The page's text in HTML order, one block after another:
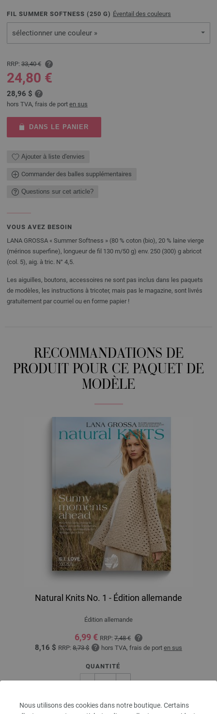
Nous utilisons des cookies dans notre boutique. Certains
FIL SUMMER SOFTNESS (250 G) Éventail des couleurs
sélectionner une couleur »
RRP: 33,40 €
24,80 €
28,96 $
hors TVA, frais de port en sus
DANS LE PANIER
Ajouter à liste d'envies
Commander des balles supplémentaires
Questions sur cet article?
VOUS AVEZ BESOIN
LANA GROSSA « Summer Softness » (80 % coton (bio), 20 % laine vierge
(mérinos superfine), longueur de fil 130 m/50 g) env. 250 (300) g abricot
(col. 5), aig. à tric. N° 4,5.
Les aiguilles, boutons, accessoires ne sont pas inclus dans les paquets
de modèles, les instructions à tricoter, mais pas le magazine, sont livrés
gratuitement par courriel ou en forme papier !
RECOMMANDATIONS DE
PRODUIT POUR CE PAQUET DE
MODÈLE
Natural Knits No. 1 - Édition allemande
Édition allemande
6,99 € RRP: 7,48 €
8,16 $ RRP: 8,73 $ hors TVA, frais de port en sus
QUANTITÉ
DANS LE PANIER